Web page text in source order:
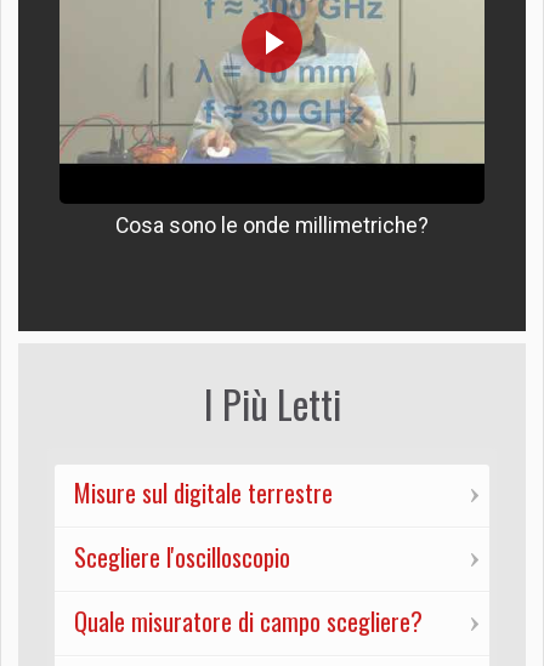
Cosa sono le onde millimetriche?
I Più Letti
Misure sul digitale terrestre
Scegliere l'oscilloscopio
Quale misuratore di campo scegliere?